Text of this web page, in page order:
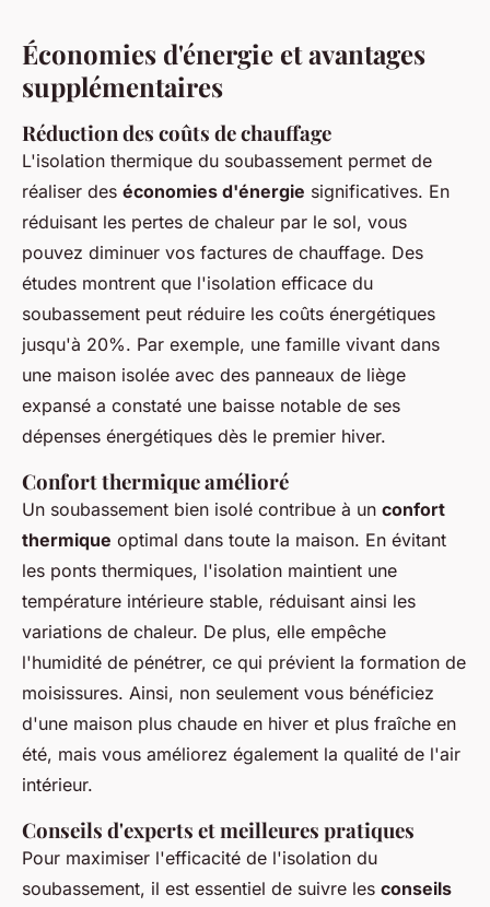
Économies d'énergie et avantages
supplémentaires
Réduction des coûts de chauffage
L'isolation thermique du soubassement permet de
réaliser des économies d'énergie significatives. En
réduisant les pertes de chaleur par le sol, vous
pouvez diminuer vos factures de chauffage. Des
études montrent que l'isolation efficace du
soubassement peut réduire les coûts énergétiques
jusqu'à 20%. Par exemple, une famille vivant dans
une maison isolée avec des panneaux de liège
expansé a constaté une baisse notable de ses
dépenses énergétiques dès le premier hiver.
Confort thermique amélioré
Un soubassement bien isolé contribue à un confort
thermique optimal dans toute la maison. En évitant
les ponts thermiques, l'isolation maintient une
température intérieure stable, réduisant ainsi les
variations de chaleur. De plus, elle empêche
l'humidité de pénétrer, ce qui prévient la formation de
moisissures. Ainsi, non seulement vous bénéficiez
d'une maison plus chaude en hiver et plus fraîche en
été, mais vous améliorez également la qualité de l'air
intérieur.
Conseils d'experts et meilleures pratiques
Pour maximiser l'efficacité de l'isolation du
soubassement, il est essentiel de suivre les conseils